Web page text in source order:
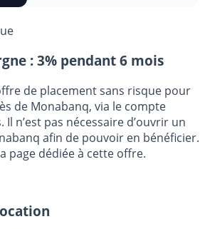
: 3% pendant 6 mois
de placement sans risque pour
de Monabanq, via le compte
n’est pas nécessaire d’ouvrir un
dédiée à cette offre.